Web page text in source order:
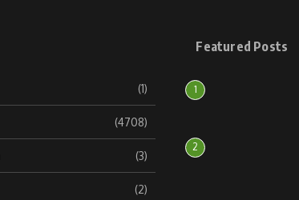
(1)
(4708)
(3)
(2)
Featured Posts
1
2